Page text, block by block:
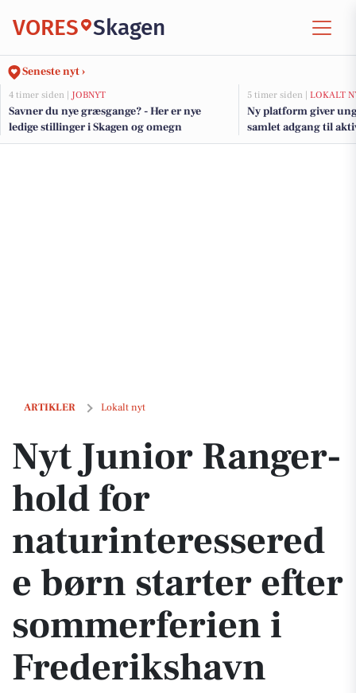
VORES Skagen
Seneste nyt ›
4 timer siden | JOBNYT
Savner du nye græsgange? - Her er nye
ledige stillinger i Skagen og omegn
5 timer siden | LOKALT
Ny platform giver
samlet adgang til
jobs
ARTIKLER Lokalt nyt
Nyt Junior Ranger-hold for naturinteresserede børn starter efter
Nyt Junior Ranger-
hold for
naturinteressered
e børn starter efter
sommerferien i
Frederikshavn